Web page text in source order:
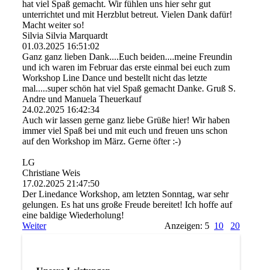
hat viel Spaß gemacht. Wir fühlen uns hier sehr gut
unterrichtet und mit Herzblut betreut. Vielen Dank dafür!
Macht weiter so!
Silvia Silvia Marquardt
01.03.2025 16:51:02
Ganz ganz lieben Dank....Euch beiden....meine Freundin
und ich waren im Februar das erste einmal bei euch zum
Workshop Line Dance und bestellt nicht das letzte
mal.....super schön hat viel Spaß gemacht Danke. Gruß S.
Andre und Manuela Theuerkauf
24.02.2025 16:42:34
Auch wir lassen gerne ganz liebe Grüße hier! Wir haben
immer viel Spaß bei und mit euch und freuen uns schon
auf den Workshop im März. Gerne öfter :-)
LG
Christiane Weis
17.02.2025 21:47:50
Der Linedance Workshop, am letzten Sonntag, war sehr
gelungen. Es hat uns große Freude bereitet! Ich hoffe auf
eine baldige Wiederholung!
Weiter
Anzeigen: 5 10 20